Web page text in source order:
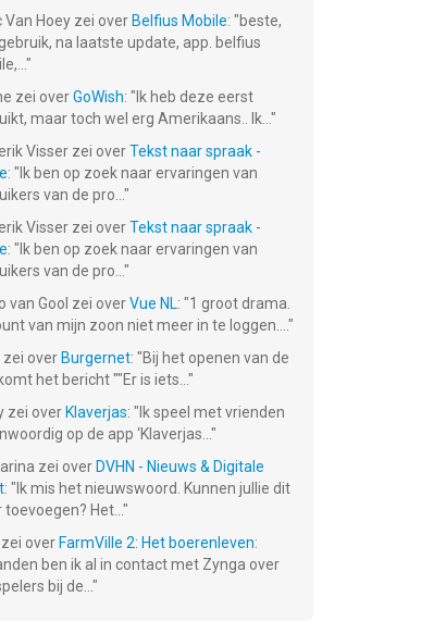
Control Couples Yoga
Van Hoey zei over Belfius Mobile: "beste,
na laatste update, app. belfius
"
zei overGoWish: " Ik heb deze eerst
maar toch wel erg Amerikaans.. Ik... "
Visser zei overTekst naar spraak -
: " Ik ben op zoek naar ervaringen van
van de pro... "
Visser zei overTekst naar spraak -
: " Ik ben op zoek naar ervaringen van
van de pro... "
van Gool zei overVue NL: "1 groot drama.
van mijn zoon niet meer in te loggen.... "
zei over Burgernet: "Bij het openen van de
het bericht ""Er is iets... "
zei over Klaverjas: " Ik speel met vrienden
op de app ‘Klaverjas... "
zei over DVHN - Nieuws & Digitale
: " Ik mis het nieuwswoord. Kunnen jullie dit
Het... "
zei over FarmVille 2: Het boerenleven:
ben ik al in contact met Zynga over
bij de... "